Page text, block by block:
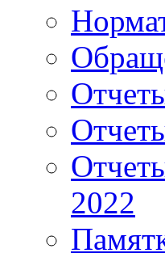
2022